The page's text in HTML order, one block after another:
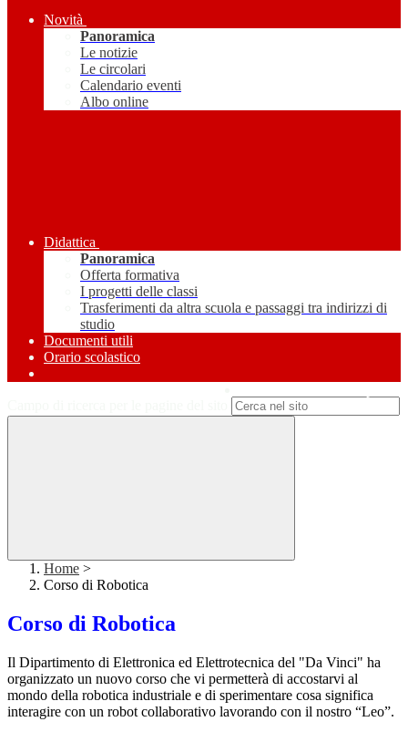
Novità
Panoramica
Le notizie
Le circolari
Calendario eventi
Albo online
Didattica
Panoramica
Offerta formativa
I progetti delle classi
Trasferimenti da altra scuola e passaggi tra indirizzi di
studio
Documenti utili
Orario scolastico
Home >
Corso di Robotica
Corso di Robotica
Il Dipartimento di Elettronica ed Elettrotecnica del "Da Vinci" ha
organizzato un nuovo corso che vi permetterà di accostarvi al
mondo della robotica industriale e di sperimentare cosa significa
interagire con un robot collaborativo lavorando con il nostro “Leo”.